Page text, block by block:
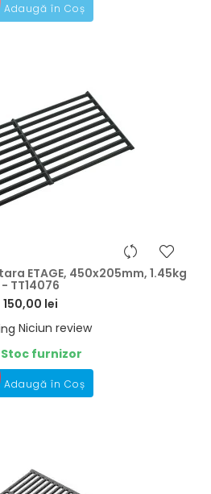
Adaugă în Coș
ETAGE, 450x205mm, 1.45kg
- TT14076
150,00 lei
Niciun review
Stoc furnizor
Adaugă în Coș